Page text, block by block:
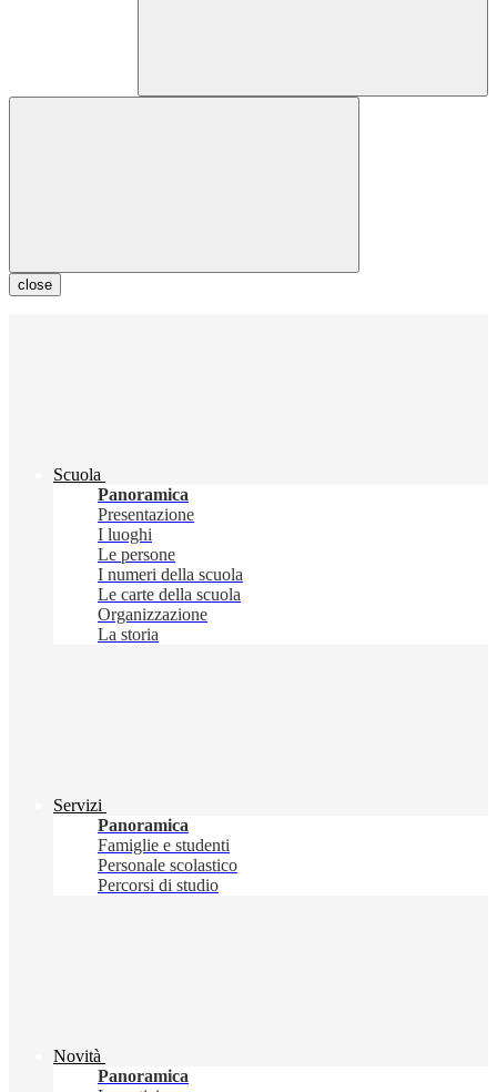
close
Scuola
Panoramica
Presentazione
I luoghi
Le persone
I numeri della scuola
Le carte della scuola
Organizzazione
La storia
Servizi
Panoramica
Famiglie e studenti
Personale scolastico
Percorsi di studio
Novità
Panoramica